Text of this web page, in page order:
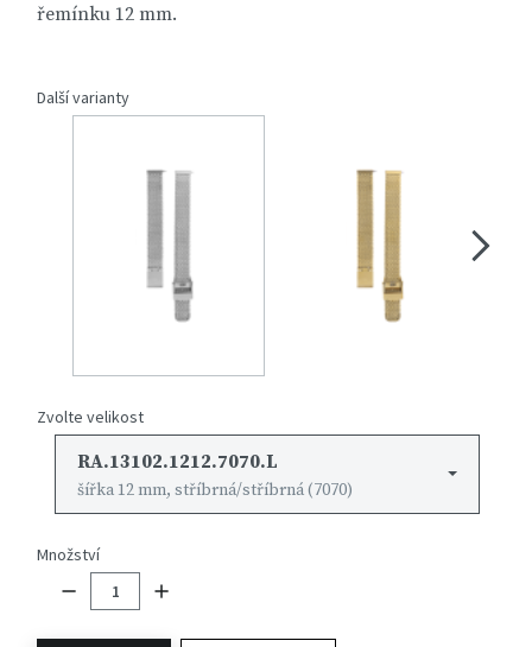
řemínku 12 mm.
Další varianty
Zvolte velikost
RA.13102.1212.7070.L
šířka 12 mm, stříbrná/stříbrná (7070)
Množství